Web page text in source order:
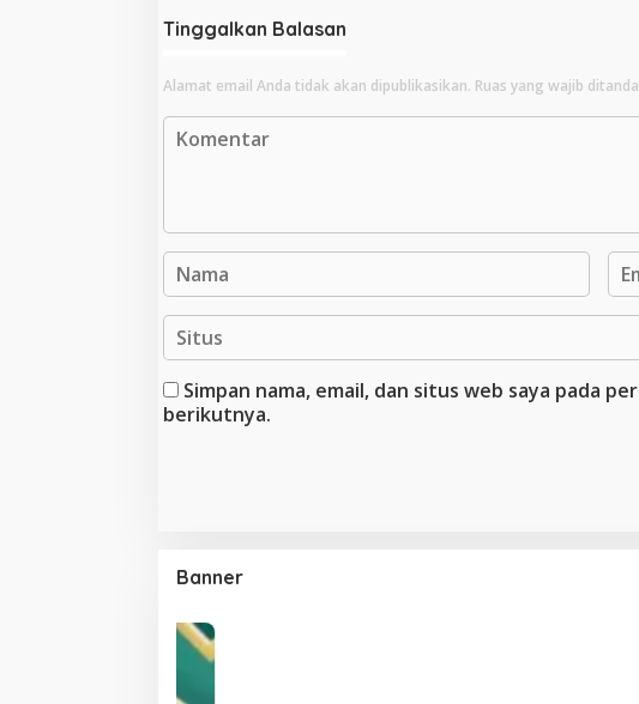
Tinggalkan Balasan
Alamat email Anda tidak akan dipublikasikan. Ruas yang wajib
Simpan nama, email, dan situs web saya pada
berikutnya.
Banner